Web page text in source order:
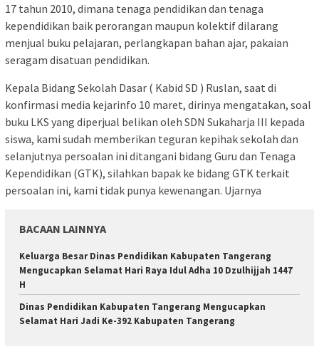
17 tahun 2010, dimana tenaga pendidikan dan tenaga
kependidikan baik perorangan maupun kolektif dilarang
menjual buku pelajaran, perlangkapan bahan ajar, pakaian
seragam disatuan pendidikan.
Kepala Bidang Sekolah Dasar ( Kabid SD ) Ruslan, saat di
konfirmasi media kejarinfo 10 maret, dirinya mengatakan, soal
buku LKS yang diperjual belikan oleh SDN Sukaharja III kepada
siswa, kami sudah memberikan teguran kepihak sekolah dan
selanjutnya persoalan ini ditangani bidang Guru dan Tenaga
Kependidikan (GTK), silahkan bapak ke bidang GTK terkait
persoalan ini, kami tidak punya kewenangan. Ujarnya
BACAAN LAINNYA
Keluarga Besar Dinas Pendidikan Kabupaten Tangerang
Mengucapkan Selamat Hari Raya Idul Adha 10 Dzulhijjah 1447
H
Dinas Pendidikan Kabupaten Tangerang Mengucapkan
Selamat Hari Jadi Ke-392 Kabupaten Tangerang